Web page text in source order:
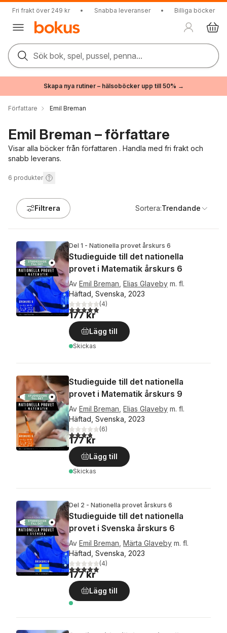
Fri frakt över 249 kr • Snabba leveranser • Billiga böcker
Sök bok, spel, pussel, penna...
Skapa nya rutiner – hälsoböcker upp till 50% →
Författare Emil Breman
Emil Breman – författare
Visar alla böcker från författaren . Handla med fri frakt och
snabb leverans.
6 produkter
Filtrera Sortera:Trendande
Del 1 - Nationella provet årskurs 6
Studieguide till det nationella
provet i Matematik årskurs 6
Av Emil Breman Elias Glaveby m. fl.
Häftad, Svenska, 2023
5,0utav 5 stjärnor. Totalt antal röster:
(4)
177 kr
Lägg till
Skickas
Studieguide till det nationella
provet i Matematik årskurs 9
Av Emil Breman Elias Glaveby m. fl.
Häftad, Svenska, 2023
3,8utav 5 stjärnor. Totalt antal röster:
(6)
177 kr
Lägg till
Skickas
Del 2 - Nationella provet årskurs 6
Studieguide till det nationella
provet i Svenska årskurs 6
Av Emil Breman Märta Glaveby m. fl.
Häftad, Svenska, 2023
5,0utav 5 stjärnor. Totalt antal röster:
(4)
177 kr
Lägg till